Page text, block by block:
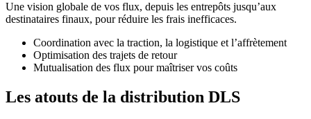
Une vision globale de vos flux, depuis les entrepôts jusqu’aux
destinataires finaux, pour réduire les frais inefficaces.
Coordination avec la traction, la logistique et l’affrètement
Optimisation des trajets de retour
Mutualisation des flux pour maîtriser vos coûts
Les atouts de la distribution DLS